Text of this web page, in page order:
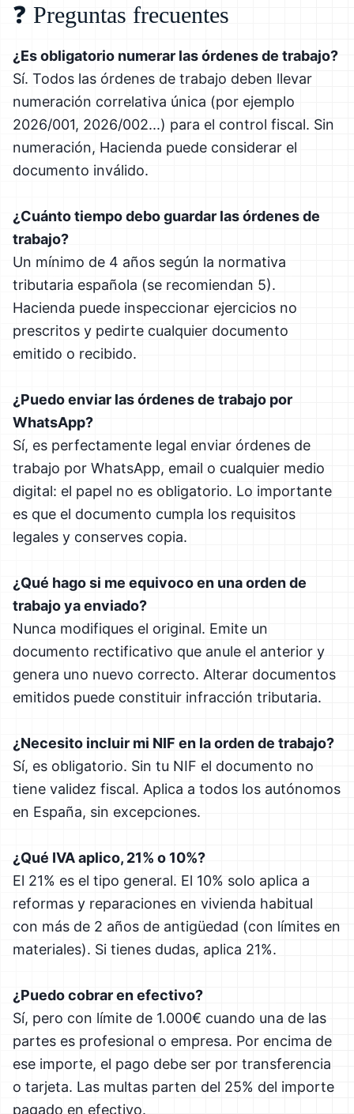
❓ Preguntas frecuentes
¿Es obligatorio numerar las órdenes de trabajo?
Sí. Todos las órdenes de trabajo deben llevar
numeración correlativa única (por ejemplo
2026/001, 2026/002...) para el control fiscal. Sin
numeración, Hacienda puede considerar el
documento inválido.
¿Cuánto tiempo debo guardar las órdenes de
trabajo?
Un mínimo de 4 años según la normativa
tributaria española (se recomiendan 5).
Hacienda puede inspeccionar ejercicios no
prescritos y pedirte cualquier documento
emitido o recibido.
¿Puedo enviar las órdenes de trabajo por
WhatsApp?
Sí, es perfectamente legal enviar órdenes de
trabajo por WhatsApp, email o cualquier medio
digital: el papel no es obligatorio. Lo importante
es que el documento cumpla los requisitos
legales y conserves copia.
¿Qué hago si me equivoco en una orden de
trabajo ya enviado?
Nunca modifiques el original. Emite un
documento rectificativo que anule el anterior y
genera uno nuevo correcto. Alterar documentos
emitidos puede constituir infracción tributaria.
¿Necesito incluir mi NIF en la orden de trabajo?
Sí, es obligatorio. Sin tu NIF el documento no
tiene validez fiscal. Aplica a todos los autónomos
en España, sin excepciones.
¿Qué IVA aplico, 21% o 10%?
El 21% es el tipo general. El 10% solo aplica a
reformas y reparaciones en vivienda habitual
con más de 2 años de antigüedad (con límites en
materiales). Si tienes dudas, aplica 21%.
¿Puedo cobrar en efectivo?
Sí, pero con límite de 1.000€ cuando una de las
partes es profesional o empresa. Por encima de
ese importe, el pago debe ser por transferencia
o tarjeta. Las multas parten del 25% del importe
pagado en efectivo.